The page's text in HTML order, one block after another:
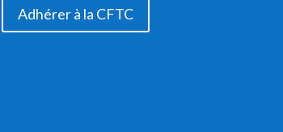
Adhérer à la CFTC